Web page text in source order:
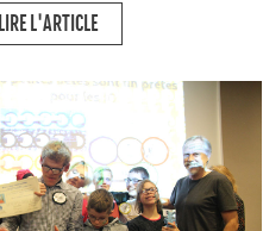
LIRE L'ARTICLE